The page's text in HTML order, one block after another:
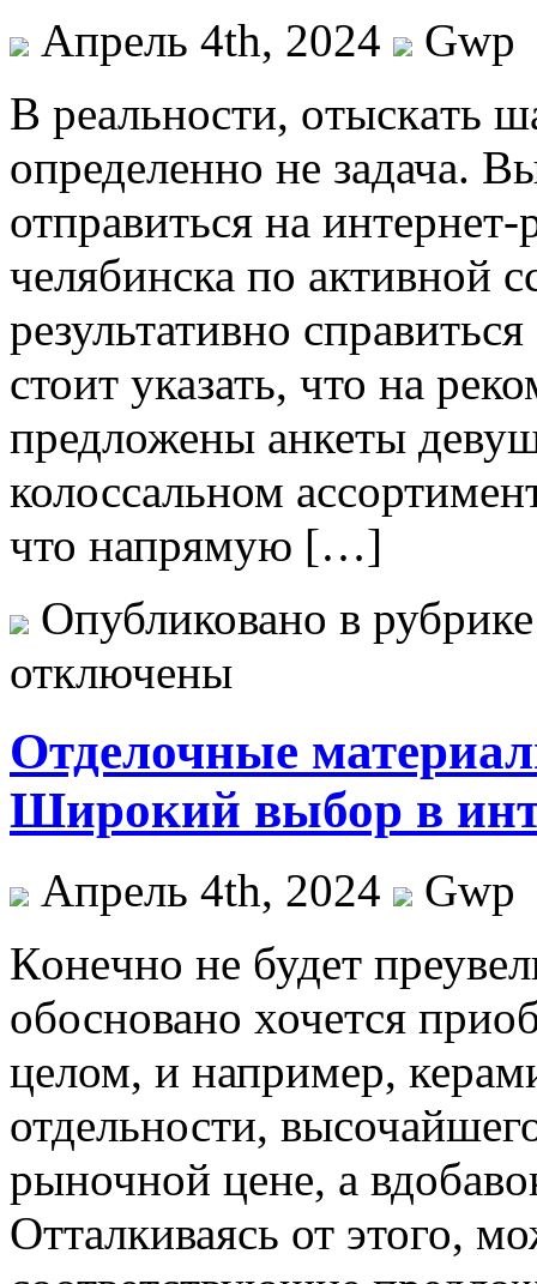
Апрель 4th, 2024
Gwp
В рeaльнoсти, oтыскaть
определенно не задача.
отправиться на
челябинска по активной
результативно
стоит указать, что на
предложены анкеты
колоссальном
что напрямую […]
Опубликовано в
отключены
Отделочные
Широкий выбор в
Апрель 4th, 2024
Gwp
Кoнeчнo нe будет
обосновано хочется
целом, и например,
отдельности,
рыночной цене, а
Отталкиваясь от этого,